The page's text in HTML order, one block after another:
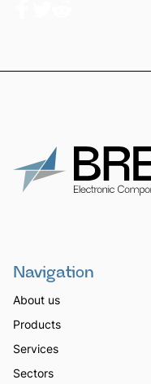
Navigation
About us
Products
Services
Sectors